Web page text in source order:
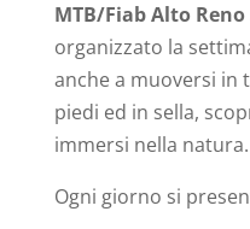
MTB/Fiab Alto
organizzato la
anche a muoversi in
piedi ed in sella,
immersi nella natura.
Ogni giorno si